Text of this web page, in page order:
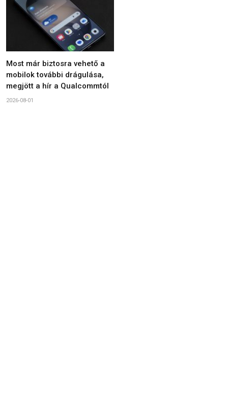
Most már biztosra vehető a
mobilok további drágulása,
megjött a hír a Qualcommtól
2026-08-01